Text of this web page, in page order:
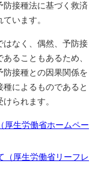
防接種法に基づく救済
います。
はなく、偶然、予防接
ることもあるため、
防接種との因果関係を
によるものであると
られます。
厚生労働省ホームペー
（厚生労働省リーフレ